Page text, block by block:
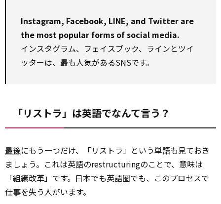
Instagram, Facebook, LINE, and Twitter are
the most popular forms of social media.
インスタグラム、フェイスブック、ラインとツイ
ッターは、最も人気があるSNSです。
「リストラ」は英語でなんて言う？
最後にもう一つだけ、「リストラ」という単語も見ておき
ましょう。これは英語のrestructuringのことで、意味は
「組織改革」です。日本でも英語圏でも、このプロセスで
仕事を失う人がいます。